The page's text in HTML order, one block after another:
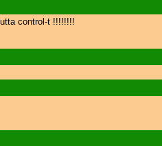
control-t !!!!!!!!